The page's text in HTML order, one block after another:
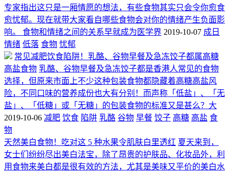
专家指出这只是一厢情愿的想法，有些食物其实只会令你愈食
愈忧郁。现在就带大家看自哪些食物会对你的情绪产生负面影
响。 食物和情绪之间的关系早就成为医学界 2019-10-07 成日
情绪 低落 食物 忧郁
常见减肥饮食陷阱！乳酪、谷物早餐及急冻饺子都属高糖
高盐食物 乳酪、谷物早餐及急冻饺子都是香港人常见的食物
选择，但原来市面上不少这种包装食物都隐藏着高糖高盐风
险，不同口味的营养成份也大有分别！而声称「低盐」、「无
盐」、「低糖」或「无糖」的包装食物的标准又是甚么？大
2019-10-06 减肥 饮食 陷阱 乳酪 谷物 早餐 饺子 高糖 高盐 食
物
天然美白食物！吃对这 5 种水果令肌肤白里透红 夏天来到，
女士们纷纷尽出美白法宝，除了昂贵的护肤品、化妆品外，利
用食物来美白都是很有效的方法，尤其是美味又平价的美白水